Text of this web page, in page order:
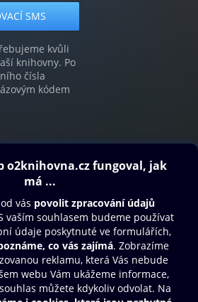
kvůli
knihovny. Po
čísla
kódem